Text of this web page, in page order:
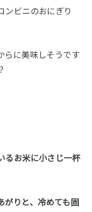
ンビニのおにぎり
らに美味しそうです
るお米に小さじ一杯
がりと、冷めても固